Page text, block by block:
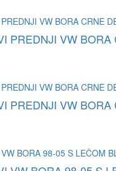
PREDNJI VW BORA
PREDNJI VW BORA